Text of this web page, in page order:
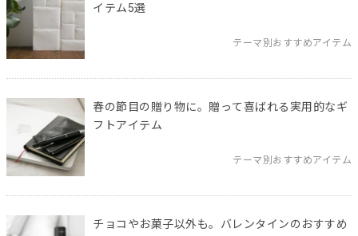
イテム5選
テーマ別おすすめアイテム
春の節目の贈り物に。贈って喜ばれる実用的なギ
フトアイテム
テーマ別おすすめアイテム
チョコやお菓子以外も。バレンタインのおすすめ